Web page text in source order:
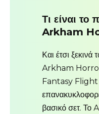
Τι είναι το
Arkham
Και έτσι
Arkham
Fantasy Flight
βασικό σετ.